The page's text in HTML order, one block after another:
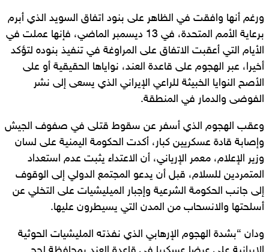
ورغم أنها وافقت في الظاهر على بنود اتفاق السويد الذي أبرم
برعاية الأمم المتحدة، في 13 ديسمبر الماضي، فإنها عملت في
الأيام التي أعقبت الاتفاق على المراوغة في تنفيذ بنوده لتؤكد
أخيرا، عبر الهجوم على قاعدة العند، نواياها الحقيقية أو على
الأصح النوايا الخبيثة للراعي الإيراني الذي يسعى إلى نشر
الفوضى والدمار في المنطقة.
وعقب الهجوم الذي أسفر عن سقوط قتلى في صفوف الجيش
وإصابة قادة عسكريين كبار، أكدت الحكومة اليمنية على لسان
وزير الإعلام، معمر الإرياني، أن الاعتداء يثبت عدم استعداد
المتمردين للسلام، قبل أن يدعو المجتمع الدولي إلى الوقوف
إلى جانب الحكومة الشرعية وإجبار الميليشيات على التخلي عن
أسلحتها والانسحاب من المدن التي يسيطرون عليها.
ودان “بشدة الهجوم الإرهابي الذي نفذته المليشيات الحوثية